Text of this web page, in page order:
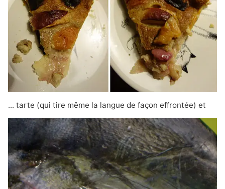
... tarte (qui tire même la langue de façon effrontée) et